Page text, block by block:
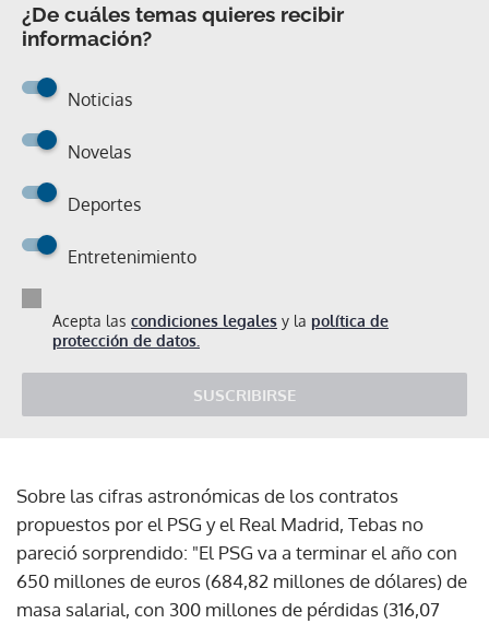
¿De cuáles temas quieres recibir
información?
Noticias
Novelas
Deportes
Entretenimiento
Acepta las condiciones legales y la política de
protección de datos.
SUSCRIBIRSE
Sobre las cifras astronómicas de los contratos
propuestos por el PSG y el Real Madrid, Tebas no
pareció sorprendido: "El PSG va a terminar el año con
650 millones de euros (684,82 millones de dólares) de
masa salarial, con 300 millones de pérdidas (316,07